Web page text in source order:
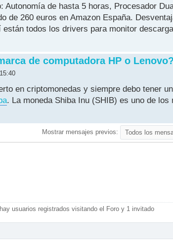
Autonomía de hasta 5 horas, Procesador
de 260 euros en Amazon España.
todos los drivers para monitor
de computadora HP o Lenovo?
en criptomonedas y siempre debo tener
. La moneda Shiba Inu (SHIB) es uno de
Mostrar mensajes previos:
usuarios registrados visitando el Foro y 1 invitado